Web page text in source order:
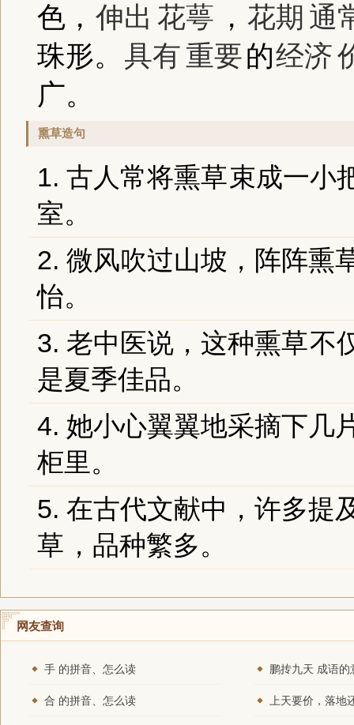
色， 伸出 花萼 ， 花期 通
珠形。 具有重要的经济
广。
熏草造句
1. 古人常将熏草束成一小
室。
2. 微风吹过山坡，阵阵熏
怡。
3. 老中医说，这种熏草不
是夏季佳品。
4. 她小心翼翼地采摘下几
柜里。
5. 在古代文献中，许多提
草 ，品种繁多。
网友查询
手 的拼音、怎么读 鹏抟九天 成语的
合 的拼音、怎么读